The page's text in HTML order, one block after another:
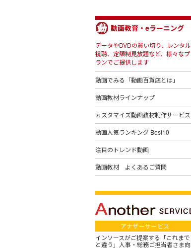
動画教育・eラーニング
データやDVDの買い切り、レンタル
視聴、定額制見放題など、様々なプ
ランでご提供します
動画でみる「動画百貨店とは」
動画教材ラインナップ
カスタマイズ動画教材制作サービス
動画人気ランキング Best10
注目のトレンド動画
動画教材 よくあるご質問
アナザーサービス
インソースがご提案する「これまで
と違う」人事・総務ご担当者さま向